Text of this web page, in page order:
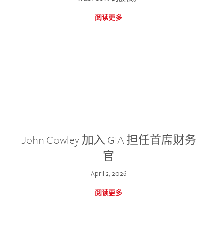
阅读更多
John Cowley 加入 GIA 担任首席财务
官
April 2, 2026
阅读更多